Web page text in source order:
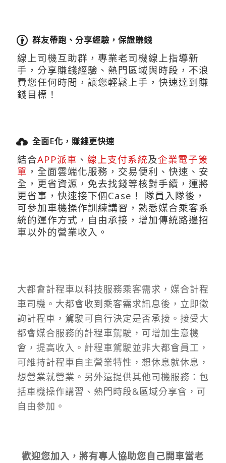
群友帶跑、分享經驗，保證賺錢
線上司機互助群，專業老司機線上指導新
手，分享賺錢經驗、熱門區域與時段，不浪
費您任何時間，讓您輕鬆上手，快速達到賺
錢目標！
全面E化，賺錢更快速
結合APP派車 、 線上支付系統及企業電子簽
單 ，全面雲端化服務，交易便利、快速、安
全，更省資源，免去找錢等核對手續，運將
更省事，快速接下個Case！ 隊員入隊後，
可參加車機操作訓練講習，熟悉媒合乘客系
統的運作方式，自由承接，增加傳統路邊招
車以外的營業收入。
大都會計程車以科技服務乘客需求，媒合計程
車司機。大都會收到乘客需求訊息後，立即徵
詢計程車，駕駛可自行決定是否承接。接受大
都會媒合服務的計程車駕駛，可增加生意機
會，提高收入。計程車駕駛並非大都會員工，
可維持計程車自主營業特性，想休息就休息，
想營業就營業。另外還提供其他司機服務：包
括車機操作講習、熱門時段&區域分享會，可
自由參加。
歡迎您加入，將有專人協助您自己開車當老